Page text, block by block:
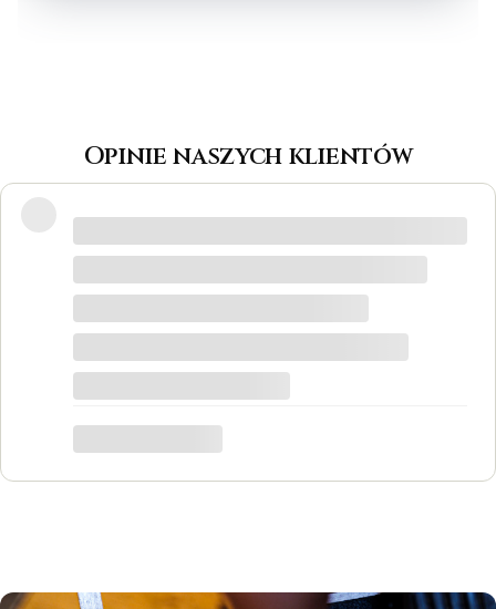
Opinie naszych klientów
odpowiedzi na wszystkie pytania, biżuteria
jest piękna! Ceny bardzo korzystne, na
zrobić w bardzo krótkim czasie. Dziękuję,
był to dla mnie bardzo ważny moment,
trafiłam w idealne miejsce.
Katarzyna Łącka